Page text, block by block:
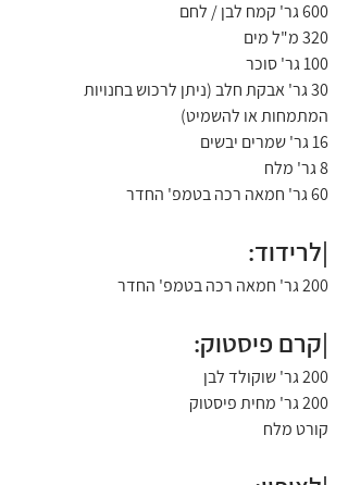
600 גר' קמח לבן / לחם
320 מ"ל מים
100 גר' סוכר
30 גר' אבקת חלב (ניתן לרכוש בחנויות
המתמחות או להשמיט)
16 גר' שמרים יבשים
8 גר' מלח
60 גר' חמאה רכה בטמפ' החדר
|לרידוד:
200 גר' חמאה רכה בטמפ' החדר
|קרם פיסטוק:
200 גר' שוקולד לבן
200 גר' מחית פיסטוק
קורט מלח